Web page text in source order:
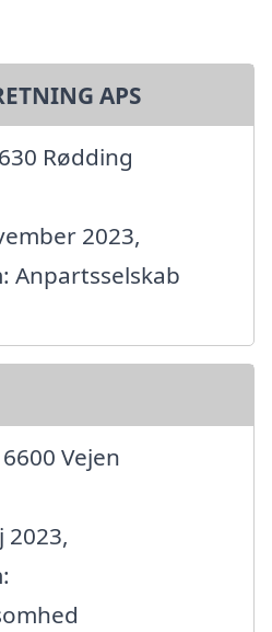
APS
Rødding
2023,
Anpartsselskab
Vejen
2023,